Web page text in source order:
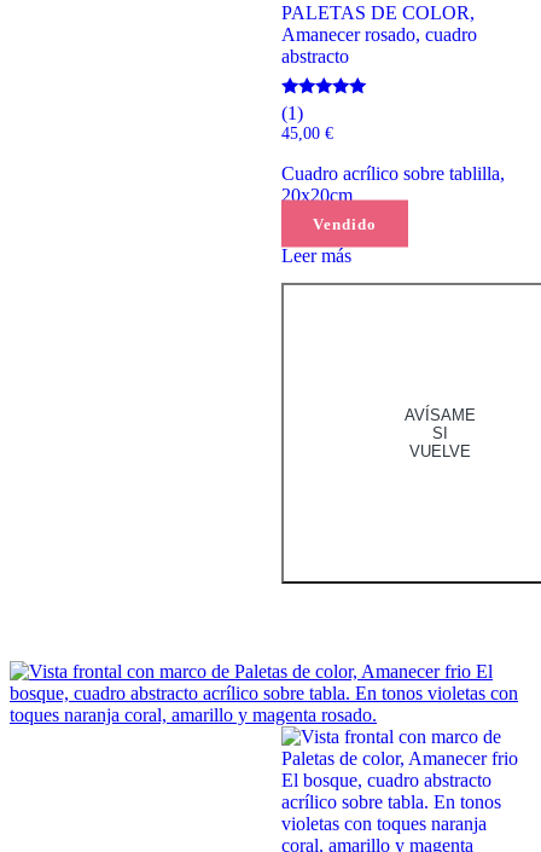
Vendido
PALETAS DE COLOR,
Amanecer rosado, cuadro
abstracto
Valorado
con
5.00
(1)
45,00 €
Cuadro acrílico sobre tablilla,
20x20cm
Leer más
AVÍSAME
SI
VUELVE